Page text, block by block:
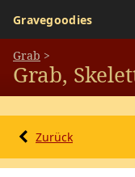
Gravegoodies
Grab >
Grab,
Zurück